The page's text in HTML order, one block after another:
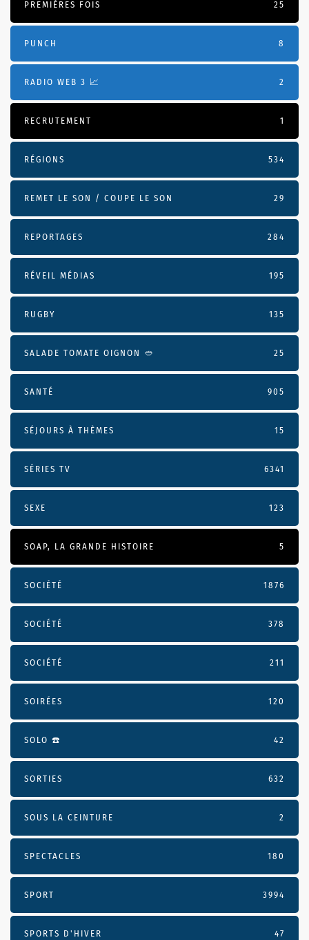
PREMIÈRES FOIS 25
PUNCH 8
RADIO WEB 3 📈 2
RECRUTEMENT 1
RÉGIONS 534
REMET LE SON / COUPE LE SON 29
REPORTAGES 284
RÉVEIL MÉDIAS 195
RUGBY 135
SALADE TOMATE OIGNON 🥙 25
SANTÉ 905
SÉJOURS À THÈMES 15
SÉRIES TV 6341
SEXE 123
SOAP, LA GRANDE HISTOIRE 5
SOCIÉTÉ 1876
SOCIÉTÉ 378
SOCIÉTÉ 211
SOIRÉES 120
SOLO ☎️ 42
SORTIES 632
SOUS LA CEINTURE 2
SPECTACLES 180
SPORT 3994
SPORTS D'HIVER 47